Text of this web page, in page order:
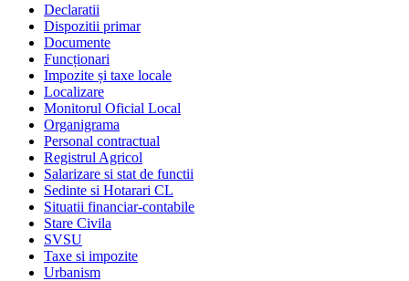
Declaratii
Dispozitii primar
Documente
Funcționari
Impozite și taxe locale
Localizare
Monitorul Oficial Local
Organigrama
Personal contractual
Registrul Agricol
Salarizare si stat de functii
Sedinte si Hotarari CL
Situatii financiar-contabile
Stare Civila
SVSU
Taxe si impozite
Urbanism